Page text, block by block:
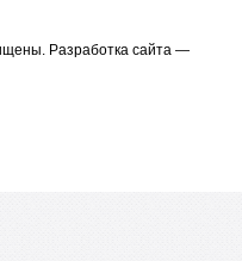
Разработка cайта —